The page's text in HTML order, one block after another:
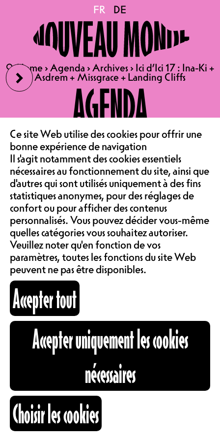
›
FR DE
🔍Home ›Agenda ›Archives › Ici d’Ici 17 : Ina-Ki +
Asdrem + Missgrace + Landing Cliffs
AGENDA
LE CAFÉ
ASSOCIATION &
COMMUNAUTÉ
LOCATIONS
ABOS & TARIFS
INFORMATIONS
CARTOGRAPHIE
RECHERCHE
FR DE
🔍Home ›Agenda ›Archives › Ici d’Ici 17 : Ina-Ki +
Asdrem + Missgrace + Landing Cliffs
Ici d’Ici 17 : Ina-Ki +
Asdrem + Missgrace +
Landing Cliffs
ICI'D'ICI #17
CONCERT | SALLE DE
SPECTACLE
5.- (CAISSE DE SOIR)
Depuis 17 éditions, les soirées Ici
d’Ici ont l’énorme plaisir de
soutenir la scène locale émergente,
lui permettant de se produire
devant un public friand de
découvertes ! Une soirée, quatre
concerts, 5.- l'entrée et plein de
magnifiques moments ! Ce soir-là,
on laisse la place à Ina-Ki + Asdrem
+ Missgrace + Landing Cliffs !
CH
Ina-Ki (Jérôme et Asuka)
Ce site Web utilise des cookies pour offrir une
bonne expérience de navigation
Il s'agit notamment des cookies essentiels
nécessaires au fonctionnement du site, ainsi que
d'autres qui sont utilisés uniquement à des fins
statistiques anonymes, pour des réglages de
confort ou pour afficher des contenus
personnalisés. Vous pouvez décider vous-même
quelles catégories vous souhaitez autoriser.
Veuillez noter qu'en fonction de vos
paramètres, toutes les fonctions du site Web
peuvent ne pas être disponibles.
Accepter tout
Accepter uniquement les cookies
nécessaires
Choisir les cookies